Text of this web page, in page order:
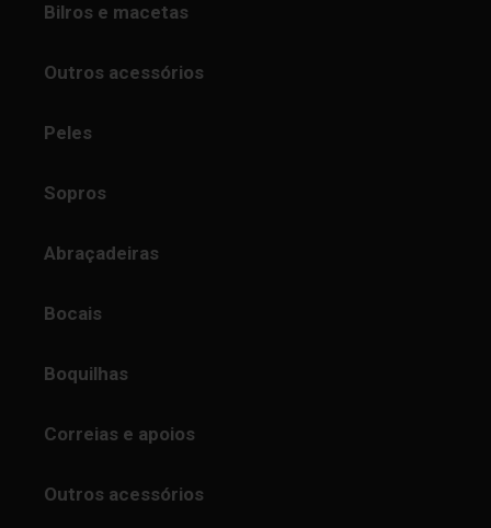
Bilros e macetas
Outros acessórios
Peles
Sopros
Abraçadeiras
Bocais
Boquilhas
Correias e apoios
Outros acessórios